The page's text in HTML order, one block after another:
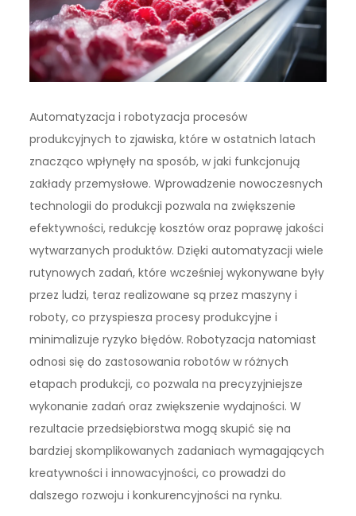
Automatyzacja i robotyzacja procesów
produkcyjnych to zjawiska, które w ostatnich latach
znacząco wpłynęły na sposób, w jaki funkcjonują
zakłady przemysłowe. Wprowadzenie nowoczesnych
technologii do produkcji pozwala na zwiększenie
efektywności, redukcję kosztów oraz poprawę jakości
wytwarzanych produktów. Dzięki automatyzacji wiele
rutynowych zadań, które wcześniej wykonywane były
przez ludzi, teraz realizowane są przez maszyny i
roboty, co przyspiesza procesy produkcyjne i
minimalizuje ryzyko błędów. Robotyzacja natomiast
odnosi się do zastosowania robotów w różnych
etapach produkcji, co pozwala na precyzyjniejsze
wykonanie zadań oraz zwiększenie wydajności. W
rezultacie przedsiębiorstwa mogą skupić się na
bardziej skomplikowanych zadaniach wymagających
kreatywności i innowacyjności, co prowadzi do
dalszego rozwoju i konkurencyjności na rynku.